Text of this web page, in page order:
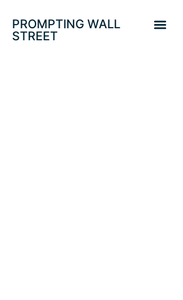
PROMPTING WALL
STREET